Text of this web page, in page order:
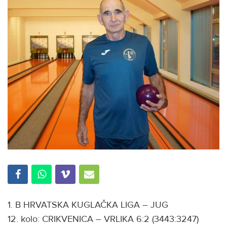
1. B HRVATSKA KUGLAČKA LIGA – JUG
12. kolo: CRIKVENICA – VRLIKA 6:2 (3443:3247)